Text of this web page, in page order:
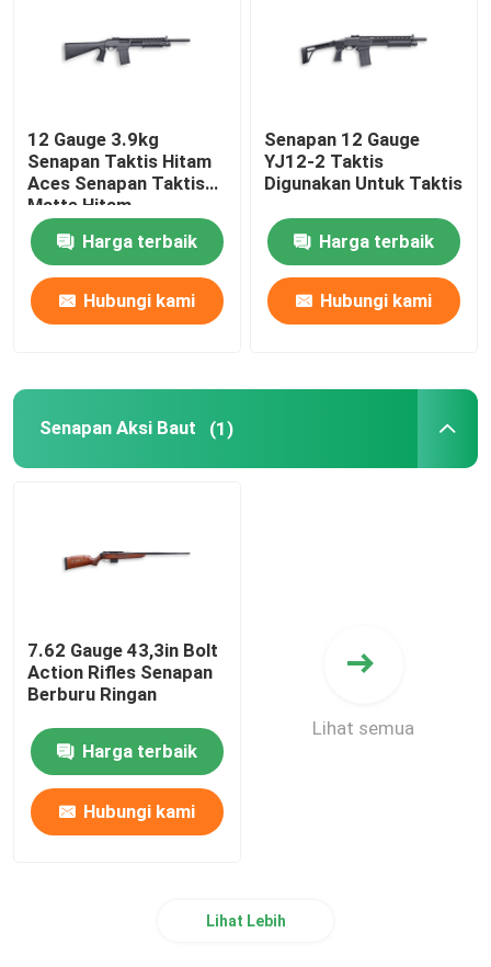
12 Gauge 3.9kg
Senapan Taktis Hitam
Aces Senapan Taktis
Matte Hitam
Harga terbaik
Hubungi kami
Senapan 12 Gauge
YJ12-2 Taktis
Digunakan Untuk Taktis
Harga terbaik
Hubungi kami
Senapan Aksi Baut (1)
7.62 Gauge 43,3in Bolt
Action Rifles Senapan
Berburu Ringan
Harga terbaik
Hubungi kami
Lihat semua
Lihat Lebih